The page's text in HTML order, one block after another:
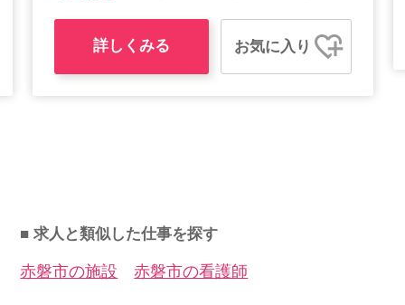
詳しくみる お気に入り
■ 求人と類似した仕事を探す
赤磐市の施設 赤磐市の看護師